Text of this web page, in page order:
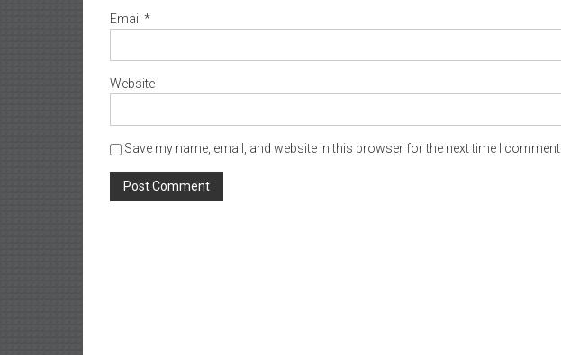
Email *
Website
Save my name, email, and website in this browser for the next time I comment.